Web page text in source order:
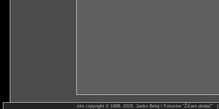
site copyright © 1998.-2026. Janko Belaj / Fotozine "Žičani okidač"